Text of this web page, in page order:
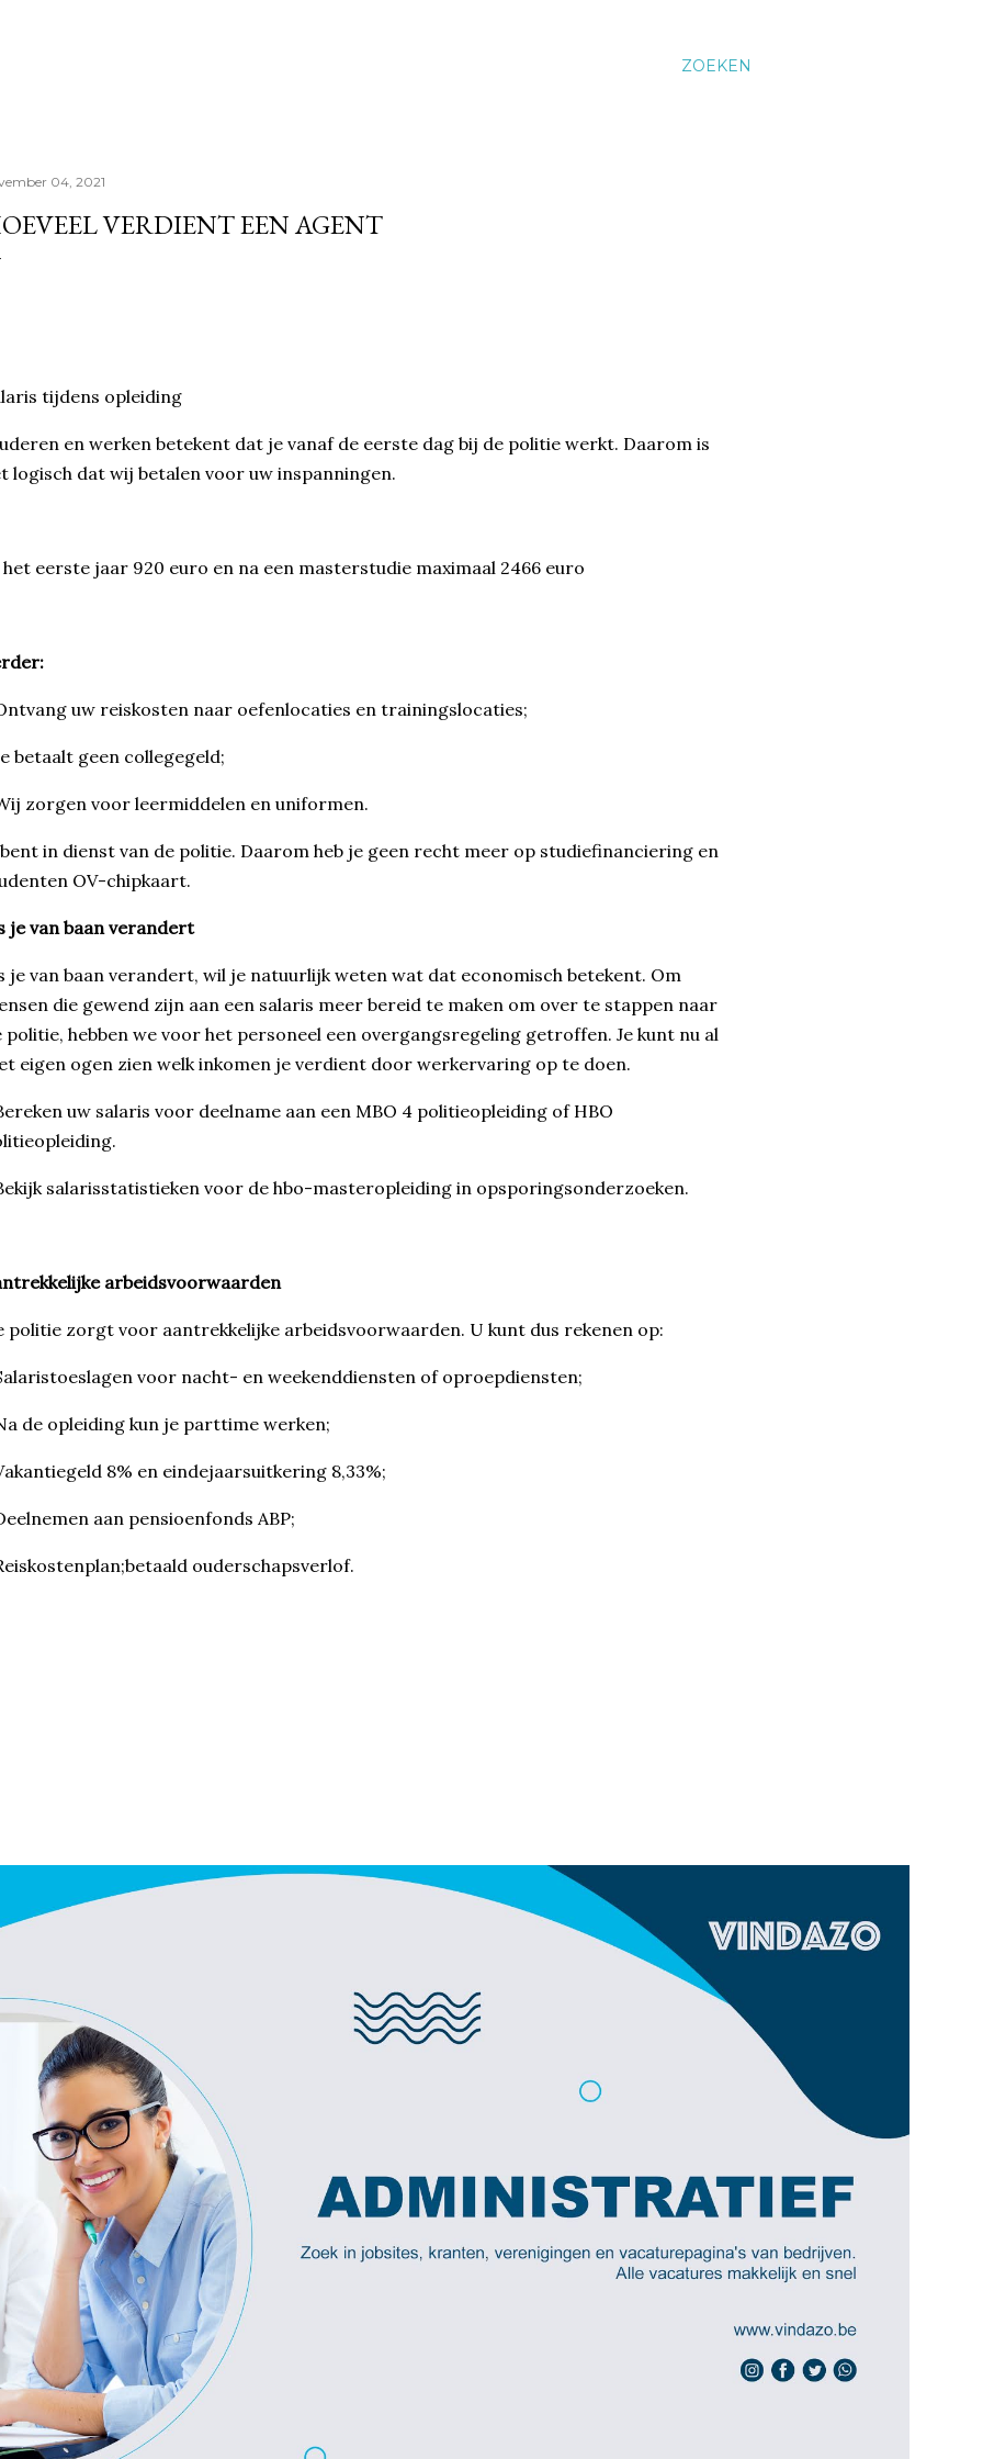
ZOEKEN
04, 2021
VERDIENT EEN AGENT
tijdens opleiding
en werken betekent dat je vanaf de eerste dag bij de politie werkt. Daarom is
logisch dat wij betalen voor uw inspanningen.
eerste jaar 920 euro en na een masterstudie maximaal 2466 euro
uw reiskosten naar oefenlocaties en trainingslocaties;
betaalt geen collegegeld;
zorgen voor leermiddelen en uniformen.
in dienst van de politie. Daarom heb je geen recht meer op studiefinanciering en
OV-chipkaart.
je van baan verandert
je van baan verandert, wil je natuurlijk weten wat dat economisch betekent. Om
die gewend zijn aan een salaris meer bereid te maken om over te stappen naar
politie, hebben we voor het personeel een overgangsregeling getroffen. Je kunt nu al
eigen ogen zien welk inkomen je verdient door werkervaring op te doen.
uw salaris voor deelname aan een MBO 4 politieopleiding of HBO
salarisstatistieken voor de hbo-masteropleiding in opsporingsonderzoeken.
arbeidsvoorwaarden
politie zorgt voor aantrekkelijke arbeidsvoorwaarden. U kunt dus rekenen op:
voor nacht- en weekenddiensten of oproepdiensten;
de opleiding kun je parttime werken;
8% en eindejaarsuitkering 8,33%;
aan pensioenfonds ABP;
ouderschapsverlof.